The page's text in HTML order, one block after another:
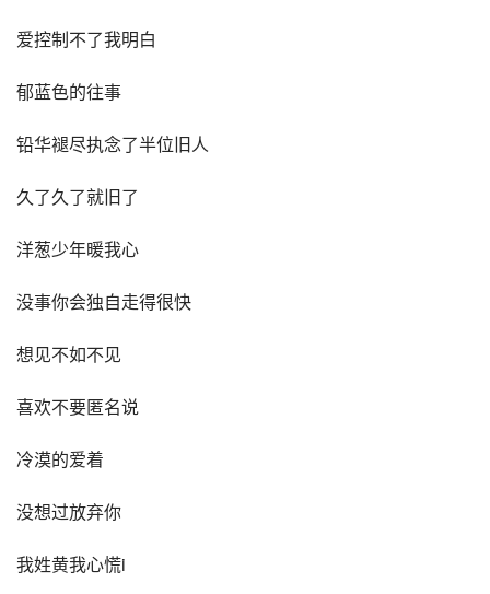
爱控制不了我明白
郁蓝色的往事
铅华褪尽执念了半位旧人
久了久了就旧了
洋葱少年暖我心
没事你会独自走得很快
想见不如不见
喜欢不要匿名说
冷漠的爱着
没想过放弃你
我姓黄我心慌i